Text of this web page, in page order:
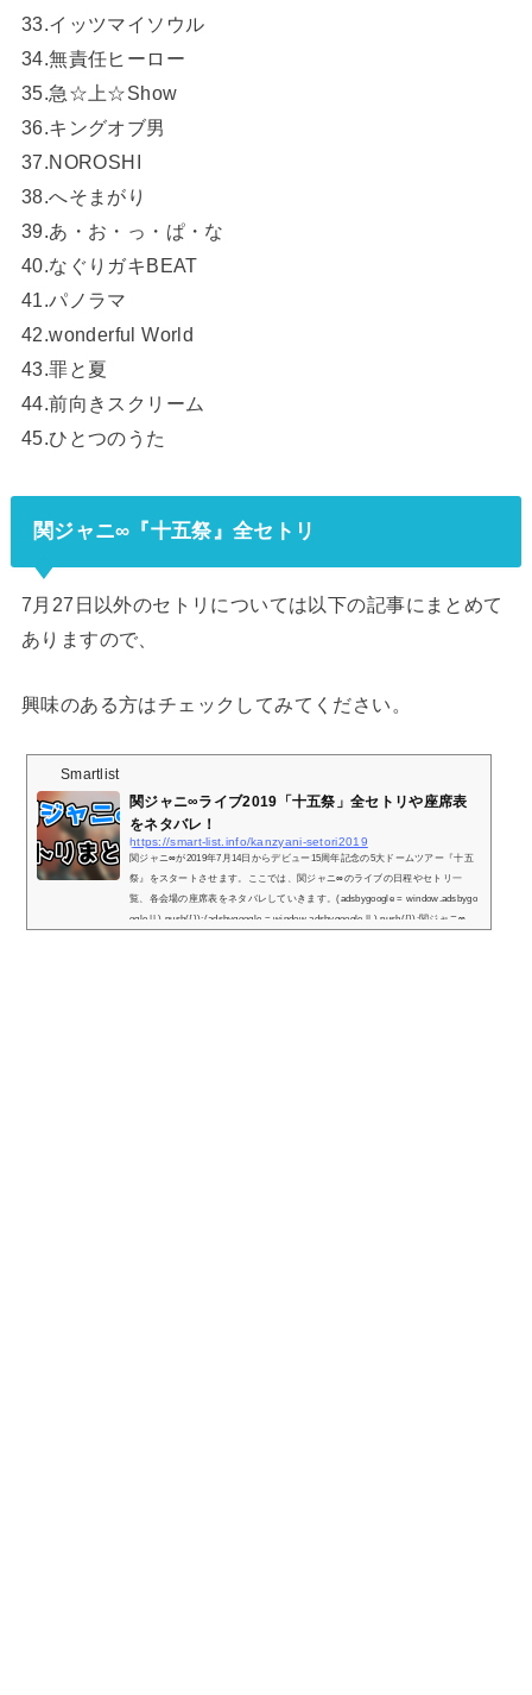
33.イッツマイソウル
34.無責任ヒーロー
35.急☆上☆Show
36.キングオブ男
37.NOROSHI
38.へそまがり
39.あ・お・っ・ぱ・な
40.なぐりガキBEAT
41.パノラマ
42.wonderful World
43.罪と夏
44.前向きスクリーム
45.ひとつのうた
関ジャニ∞『十五祭』全セトリ
7月27日以外のセトリについては以下の記事にまとめて
ありますので、
興味のある方はチェックしてみてください。
Smartlist
関ジャニ∞ライブ2019「十五祭」全セトリや座席表
をネタバレ！
https://smart-list.info/kanzyani-setori2019
関ジャニ∞が2019年7月14日からデビュー15周年記念の5大ドームツアー『十五
祭』をスタートさせます。ここでは、関ジャニ∞のライブの日程やセトリ一
覧、各会場の座席表をネタバレしていきます。(adsbygoogle = window.adsbygo
ogle || ).push({});(adsbygoogle = window.adsbygoogle || ).push({});関ジャニ∞